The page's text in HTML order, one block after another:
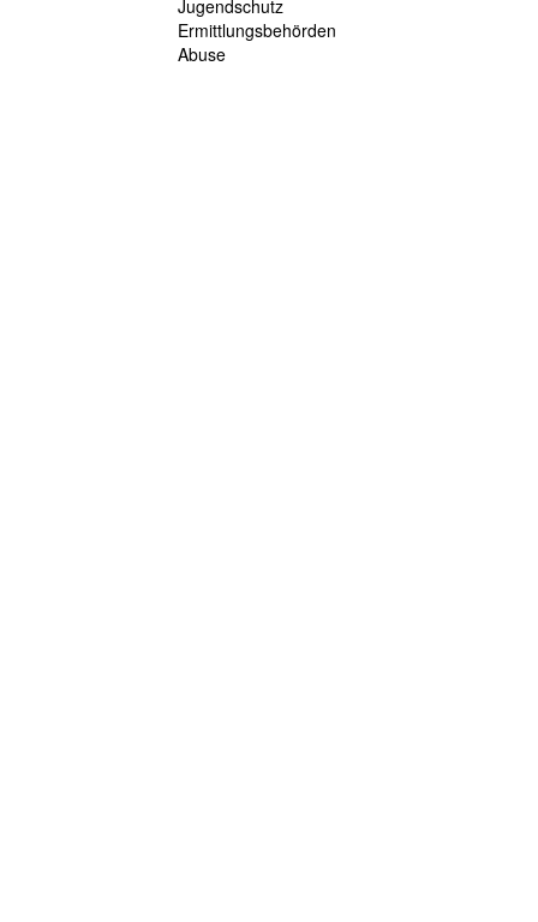
Jugendschutz
Ermittlungsbehörden
Abuse